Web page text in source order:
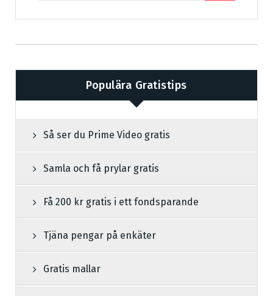
Populära Gratistips
Så ser du Prime Video gratis
Samla och få prylar gratis
Få 200 kr gratis i ett fondsparande
Tjäna pengar på enkäter
Gratis mallar